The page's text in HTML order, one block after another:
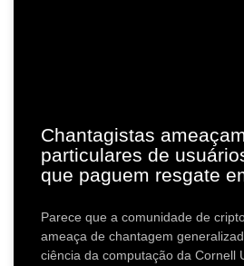
Chantagistas
particulares de
que paguem resgate
Parece que a comunidade de
ameaça de chantagem
ciência da computação da Cornell